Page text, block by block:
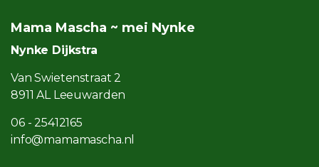
Mama Mascha ~ mei Nynke
Nynke Dijkstra
Van Swietenstraat 2
8911 AL Leeuwarden
06 - 25412165
info@mamamascha.nl